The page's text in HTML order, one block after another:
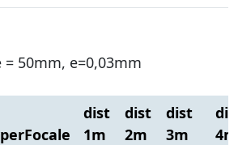
50mm, e=0,03mm
dist
1m
dist
2m
dist
3m
4m